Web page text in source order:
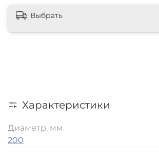
Выбрать
Характеристики
Диаметр, мм
200